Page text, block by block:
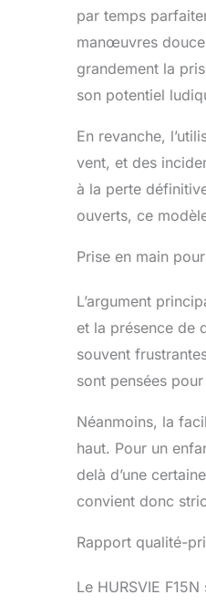
par temps
manœuvres
grandement la
son potentiel
En revanche,
vent, et des
à la perte
ouverts, ce
Prise en main
L’argument
et la présence de
souvent
sont pensées
Néanmoins, la
haut. Pour un
delà d’une
convient donc
Rapport qualité-
Le HURSVIE